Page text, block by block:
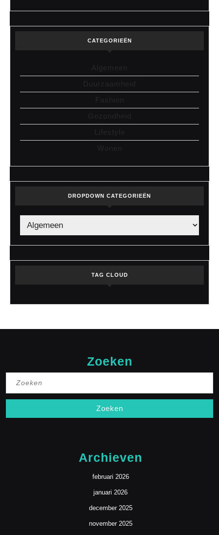
CATEGORIEËN
Algemeen
Duurzaamheid
Fashion
Gezondheid
Lifestyle
Wonen
DROPDOWN CATEGORIEËN
TAG CLOUD
Zoeken
naar:
Archieven
februari 2026
januari 2026
december 2025
november 2025